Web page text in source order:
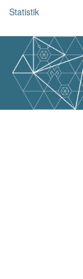
Statistik